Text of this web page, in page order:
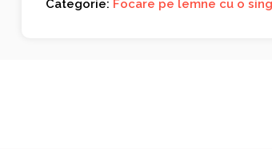
Categorie: Focare pe lemne cu o